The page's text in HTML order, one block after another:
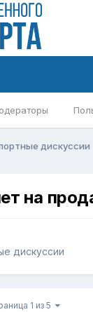
дискуссии
на
дискуссии
1 из 5